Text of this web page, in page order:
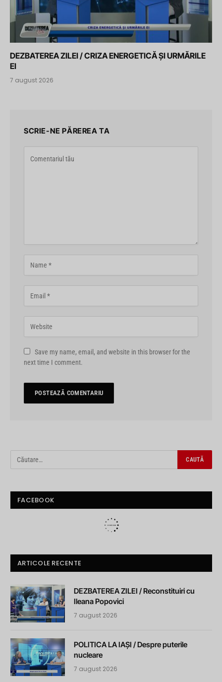
DEZBATEREA ZILEI / CRIZA ENERGETICĂ ȘI URMĂRILE
EI
7 august 2026
SCRIE-NE PĂREREA TA
Save my name, email, and website in this browser for the
next time I comment.
FACEBOOK
ARTICOLE RECENTE
DEZBATEREA ZILEI / Reconstituiri cu
Ileana Popovici
7 august 2026
POLITICA LA IAȘI / Despre puterile
nucleare
7 august 2026